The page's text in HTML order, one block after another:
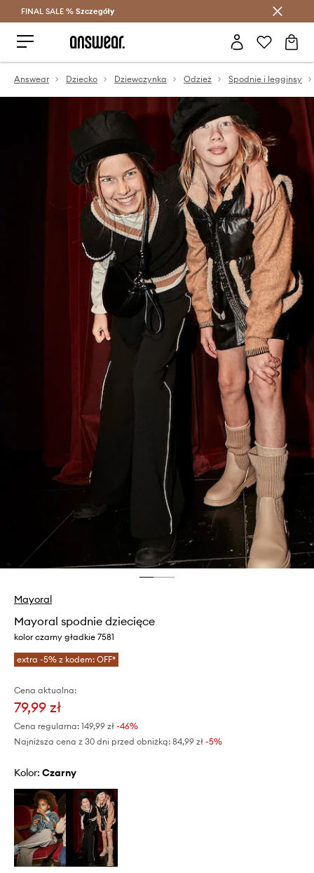
Oszczędzaj z Answear Club >
FINAL SALE % Szczegóły
Answear Dziecko Dziewczynka Odzież Spodnie i legginsy
Mayoral
Mayoral spodnie dziecięce
kolor czarny gładkie 7581
extra -5% z kodem: OFF*
Cena aktualna:
79,99 zł
Cena regularna: 149,99 zł -46%
Najniższa cena z 30 dni przed obniżką: 84,99 zł -5%
Kolor: czarny